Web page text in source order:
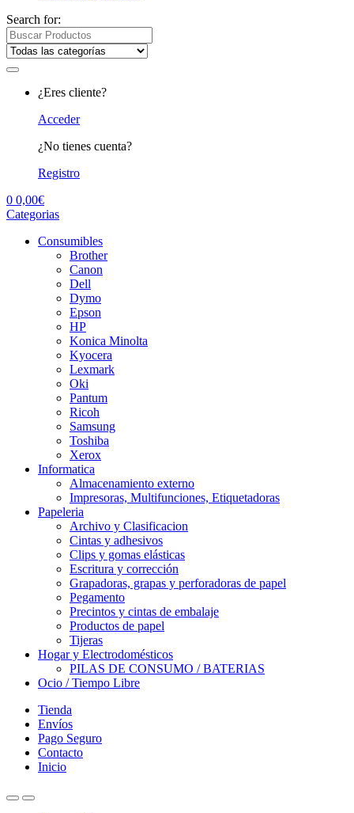
Search for:
¿Eres cliente?
Acceder
¿No tienes cuenta?
Registro
0 0,00€
Categorias
Consumibles
Brother
Canon
Dell
Dymo
Epson
HP
Konica Minolta
Kyocera
Lexmark
Oki
Pantum
Ricoh
Samsung
Toshiba
Xerox
Informatica
Almacenamiento externo
Impresoras, Multifunciones, Etiquetadoras
Papeleria
Archivo y Clasificacion
Cintas y adhesivos
Clips y gomas elásticas
Escritura y corrección
Grapadoras, grapas y perforadoras de papel
Pegamento
Precintos y cintas de embalaje
Productos de papel
Tijeras
Hogar y Electrodomésticos
PILAS DE CONSUMO / BATERIAS
Ocio / Tiempo Libre
Tienda
Envíos
Pago Seguro
Contacto
Inicio